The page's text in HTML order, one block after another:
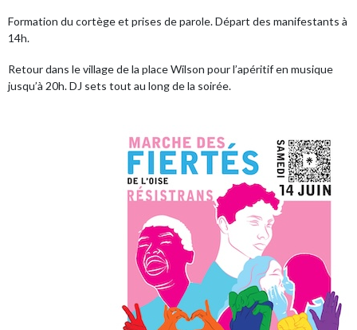
Formation du cortège et prises de parole. Départ des manifestants à
14h.
Retour dans le village de la place Wilson pour l’apéritif en musique
jusqu’à 20h. DJ sets tout au long de la soirée.